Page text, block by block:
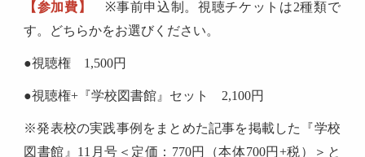
【参加費】 ※事前申込制。視聴チケットは2種類で
す。どちらかをお選びください。
●視聴権 1,500円
●視聴権+『学校図書館』セット 2,100円
※発表校の実践事例をまとめた記事を掲載した『学校
図書館』11月号＜定価：770円（本体700円+税）＞と